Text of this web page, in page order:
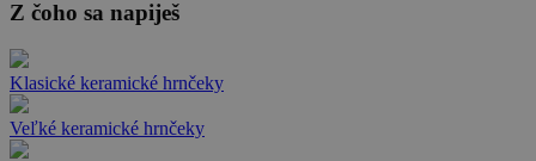
Z čoho sa napiješ
Klasické keramické hrnčeky
Veľké keramické hrnčeky